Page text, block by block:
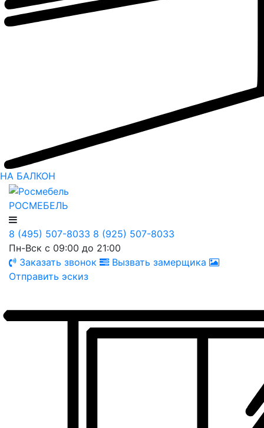
НА БАЛКОН
РОСМЕБЕЛЬ
8 (495) 507-8033 8 (925) 507-8033
Пн-Вск с 09:00 до 21:00
Заказать звонок
Вызвать замерщика
Отправить эскиз